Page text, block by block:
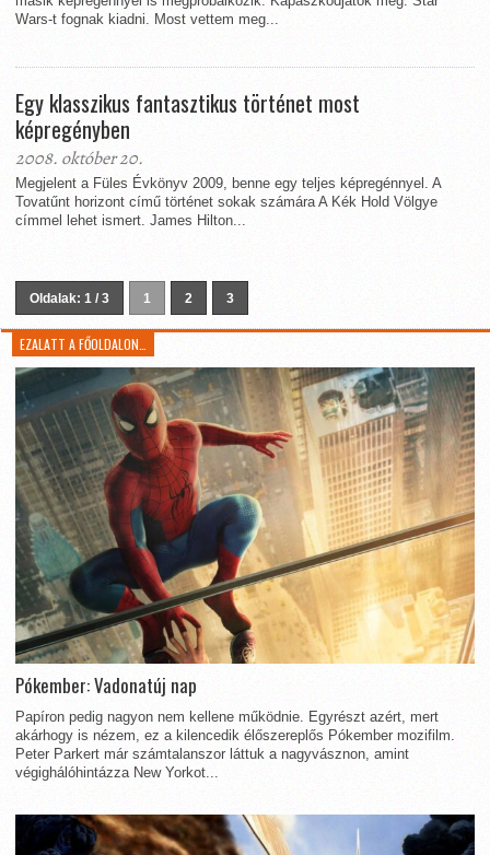
Wars-t fognak kiadni. Most vettem meg...
Egy klasszikus fantasztikus történet most
képregényben
2008. október 20.
Megjelent a Füles Évkönyv 2009, benne egy teljes képregénnyel. A
Tovatűnt horizont című történet sokak számára A Kék Hold Völgye
címmel lehet ismert. James Hilton...
Oldalak: 1 / 3 1 2 3
EZALATT A FŐOLDALON…
Pókember: Vadonatúj nap
Papíron pedig nagyon nem kellene működnie. Egyrészt azért, mert
akárhogy is nézem, ez a kilencedik élőszereplős Pókember mozifilm.
Peter Parkert már számtalanszor láttuk a nagyvásznon, amint
végighálóhintázza New Yorkot...